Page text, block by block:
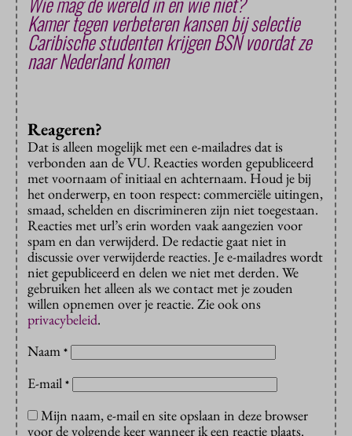
Kamer tegen verbeteren kansen bij selectie
Caribische studenten krijgen BSN voordat ze
naar Nederland komen
Reageren?
Dat is alleen mogelijk met een e-mailadres dat is
verbonden aan de VU. Reacties worden gepubliceerd
met voornaam of initiaal en achternaam. Houd je bij
het onderwerp, en toon respect: commerciële uitingen,
smaad, schelden en discrimineren zijn niet toegestaan.
Reacties met url’s erin worden vaak aangezien voor
spam en dan verwijderd. De redactie gaat niet in
discussie over verwijderde reacties. Je e-mailadres wordt
niet gepubliceerd en delen we niet met derden. We
gebruiken het alleen als we contact met je zouden
willen opnemen over je reactie. Zie ook ons
privacybeleid.
Naam *
E-mail *
Mijn naam, e-mail en site opslaan in deze browser
voor de volgende keer wanneer ik een reactie plaats.